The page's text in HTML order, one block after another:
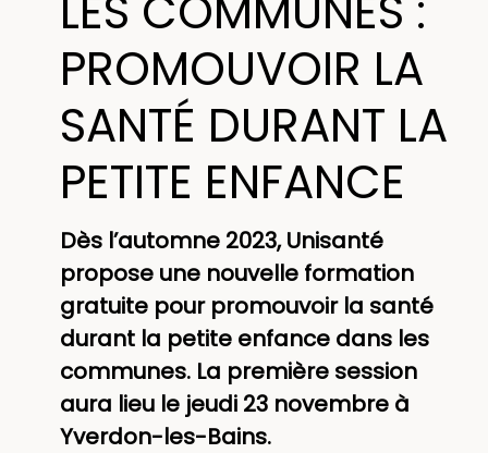
PROMOUVOIR LA
SANTÉ DURANT LA
PETITE ENFANCE
Dès l’automne 2023, Unisanté
propose une nouvelle formation
gratuite pour promouvoir la santé
durant la petite enfance dans les
communes. La première session
aura lieu le jeudi 23 novembre à
Yverdon-les-Bains.